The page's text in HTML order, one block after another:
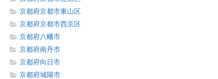
京都府京都市東山区
京都府京都市西京区
京都府八幡市
京都府南丹市
京都府向日市
京都府城陽市